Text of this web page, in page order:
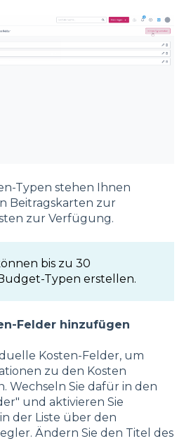
Typen stehen Ihnen
Beitragskarten zur
zur Verfügung.
bis zu 30
Typen erstellen.
Felder hinzufügen
Kosten-Felder, um
zu den Kosten
Wechseln Sie dafür in den
und aktivieren Sie
der Liste über den
Ändern Sie den Titel des